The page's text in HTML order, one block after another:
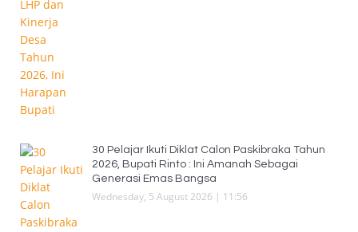
30 Pelajar Ikuti Diklat Calon Paskibraka Tahun
2026, Bupati Rinto : Ini Amanah Sebagai
Generasi Emas Bangsa
Wednesday, 5 August 2026 | 11:56